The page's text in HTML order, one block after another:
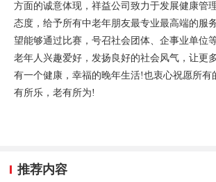
方面的诚意体现，祥益公司致力于发展健康管
态度，给予所有中老年朋友最专业最高端的服
望能够通过比赛，号召社会团体、企事业单位
老年人兴趣爱好，发扬良好的社会风气，让更
有一个健康，幸福的晚年生活!也衷心祝愿所有
有所乐，老有所为!
推荐内容